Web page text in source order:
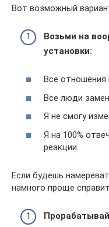
Вот возможный
Возьми на
установки:
Все отношения
Все люди
Я не смогу
Я на 100%
реакции.
Если будешь
намного проще